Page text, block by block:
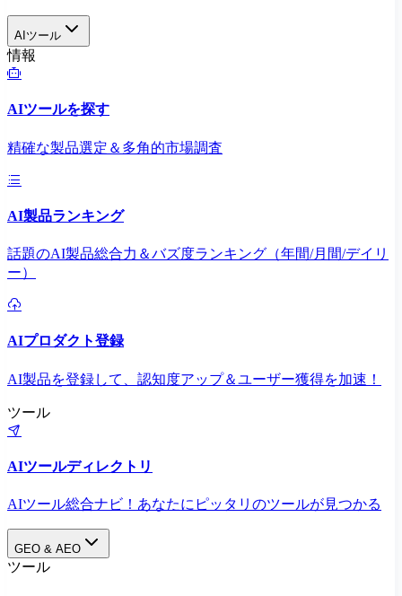
AIツール
情報
AIツールを探す
精確な製品選定＆多角的市場調査
AI製品ランキング
話題のAI製品総合力＆バズ度ランキング（年間/月間/デイリ
ー）
AIプロダクト登録
AI製品を登録して、認知度アップ＆ユーザー獲得を加速！
ツール
AIツールディレクトリ
AIツール総合ナビ！あなたにピッタリのツールが見つかる
GEO & AEO
ツール